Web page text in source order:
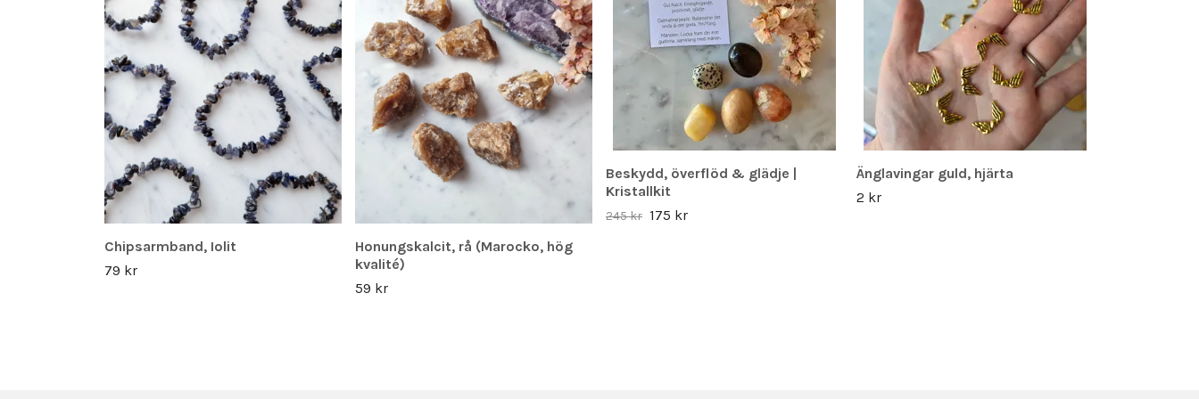
Chipsarmband, Iolit
79 kr
Honungskalcit, rå (Marocko, hög
kvalité)
59 kr
Beskydd, överflöd & glädje |
Kristallkit
245 kr 175 kr
Änglavingar guld, hjärta
2 kr